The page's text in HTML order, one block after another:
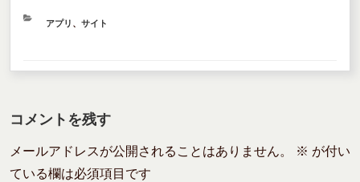
カ
アプリ 、 サイト
コメントを残す
メールアドレスが公開されることはありません。 ※ が付い
ている欄は必須項目です